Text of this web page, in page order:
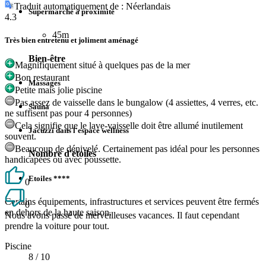
Supermarché à proximité
45m
Bien-être
Massages
Sauna
Jacuzzi dans l'espace wellness
Nombre d'étoiles
Etoiles ****
Certains équipements, infrastructures et services peuvent être fermés
en dehors de la haute saison.
Traduit automatiquement de : Néerlandais
4.3
Très bien entretenu et joliment aménagé
Magnifiquement situé à quelques pas de la mer
Bon restaurant
Petite mais jolie piscine
Pas assez de vaisselle dans le bungalow (4 assiettes, 4 verres, etc.
ne suffisent pas pour 4 personnes)
Cela signifie que le lave-vaisselle doit être allumé inutilement
souvent.
Beaucoup de dénivelé. Certainement pas idéal pour les personnes
handicapées ou avec poussette.
0
0
Nous avons passé de merveilleuses vacances. Il faut cependant
prendre la voiture pour tout.
Piscine
8 / 10